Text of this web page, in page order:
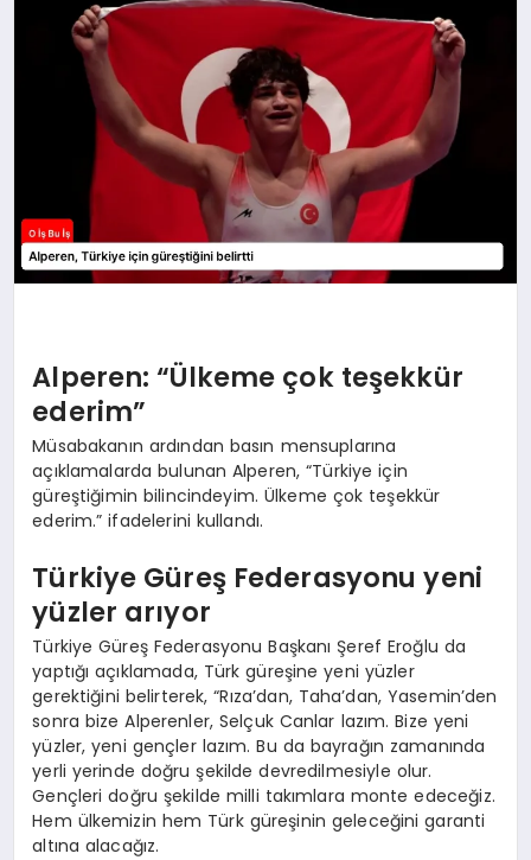
Alperen: “Ülkeme çok teşekkür
ederim”
Müsabakanın ardından basın mensuplarına
açıklamalarda bulunan Alperen, “Türkiye için
güreştiğimin bilincindeyim. Ülkeme çok teşekkür
ederim.” ifadelerini kullandı.
Türkiye Güreş Federasyonu yeni
yüzler arıyor
Türkiye Güreş Federasyonu Başkanı Şeref Eroğlu da
yaptığı açıklamada, Türk güreşine yeni yüzler
gerektiğini belirterek, “Rıza’dan, Taha’dan, Yasemin’den
sonra bize Alperenler, Selçuk Canlar lazım. Bize yeni
yüzler, yeni gençler lazım. Bu da bayrağın zamanında
yerli yerinde doğru şekilde devredilmesiyle olur.
Gençleri doğru şekilde milli takımlara monte edeceğiz.
Hem ülkemizin hem Türk güreşinin geleceğini garanti
altına alacağız.